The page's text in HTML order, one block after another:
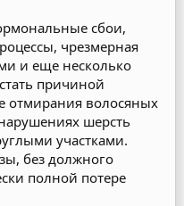
сбои,
чрезмерная
и еще несколько
причиной
отмирания волосяных
шерсть
участками.
без должного
полной потере